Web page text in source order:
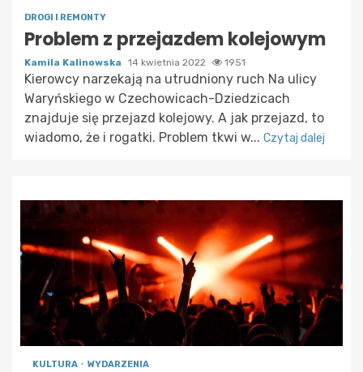
DROGI I REMONTY
Problem z przejazdem kolejowym
Kamila Kalinowska 14 kwietnia 2022 1951
Kierowcy narzekają na utrudniony ruch Na ulicy
Waryńskiego w Czechowicach-Dziedzicach
znajduje się przejazd kolejowy. A jak przejazd, to
wiadomo, że i rogatki. Problem tkwi w... Czytaj dalej
KULTURA WYDARZENIA